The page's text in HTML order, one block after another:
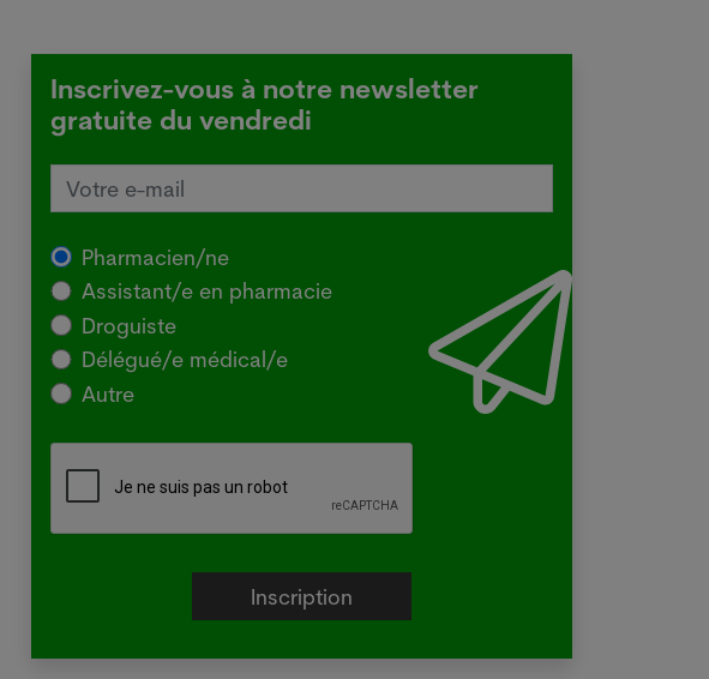
L'Australie confirme une transmission
locale de la grippe aviaire
SYDNEY - La ministre australienne de
l'Agriculture a confirmé mercredi que la
souche H5 de la grippe aviaire, identifiée
pour la première fois dans le pays en juin
chez un oiseau migrateur,...
Lire plus
Inscrivez-vous à notre newsletter
gratuite du vendredi
Pharmacien/ne
Assistant/e en pharmacie
Droguiste
Délégué/e médical/e
Autre